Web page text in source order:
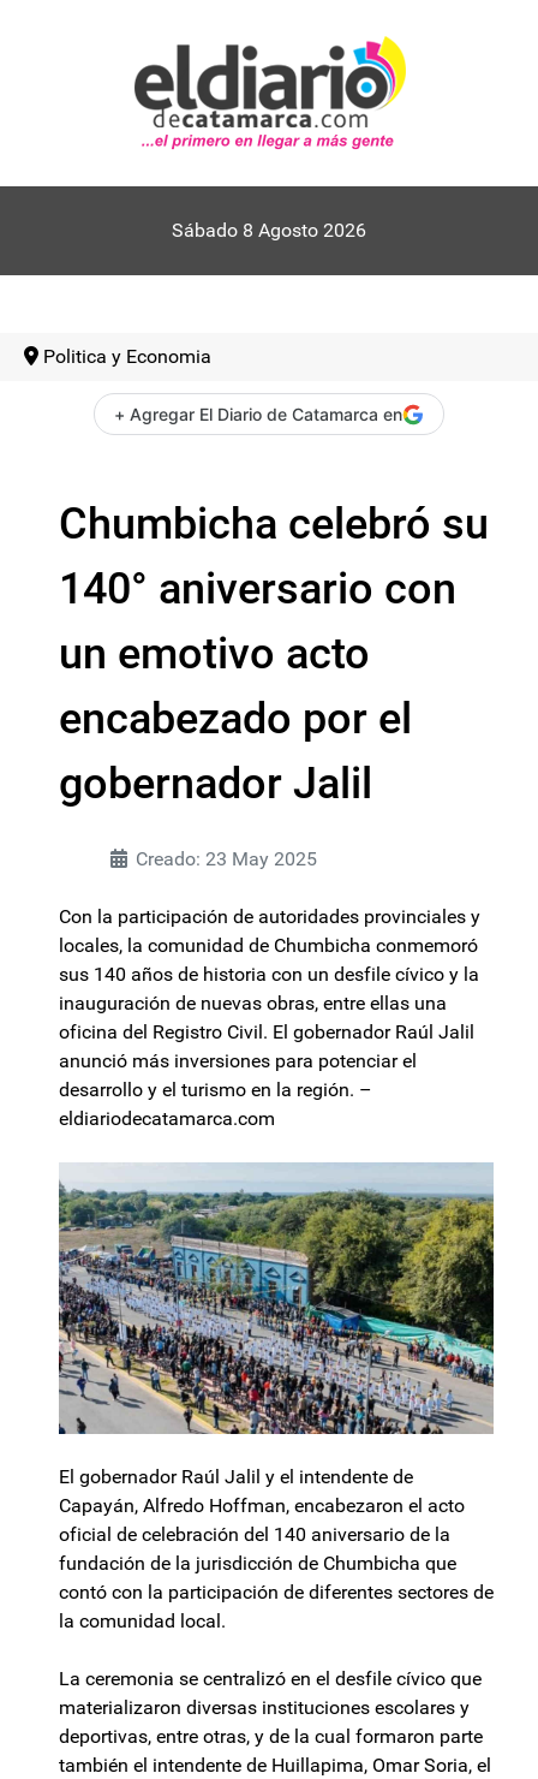
Sábado 8 Agosto 2026
Politica y Economia
+ Agregar El Diario de Catamarca en
Chumbicha celebró su
140° aniversario con
un emotivo acto
encabezado por el
gobernador Jalil
Creado: 23 May 2025
Con la participación de autoridades provinciales y
locales, la comunidad de Chumbicha conmemoró
sus 140 años de historia con un desfile cívico y la
inauguración de nuevas obras, entre ellas una
oficina del Registro Civil. El gobernador Raúl Jalil
anunció más inversiones para potenciar el
desarrollo y el turismo en la región. –
eldiariodecatamarca.com
El gobernador Raúl Jalil y el intendente de
Capayán, Alfredo Hoffman, encabezaron el acto
oficial de celebración del 140 aniversario de la
fundación de la jurisdicción de Chumbicha que
contó con la participación de diferentes sectores de
la comunidad local.
La ceremonia se centralizó en el desfile cívico que
materializaron diversas instituciones escolares y
deportivas, entre otras, y de la cual formaron parte
también el intendente de Huillapima, Omar Soria, el